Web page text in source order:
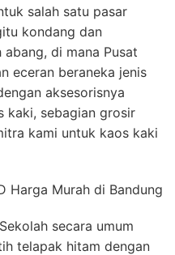
salah satu pasar
kondang dan
di mana Pusat
eceran beraneka jenis
aksesorisnya
kaki, sebagian grosir
kami untuk kaos kaki
Harga Murah di Bandung
secara umum
telapak hitam dengan